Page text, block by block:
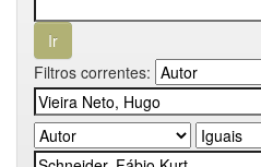
Filtros correntes: